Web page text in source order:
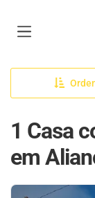
1 Casa
em